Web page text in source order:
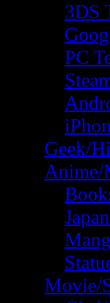
3DS
PC
Geek/
Anime/
Movie/